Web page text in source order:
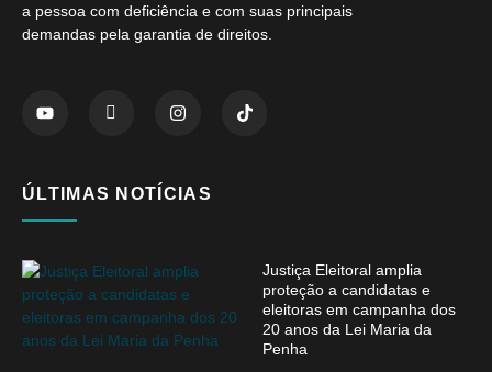
a pessoa com deficiência e com suas principais
demandas pela garantia de direitos.
ÚLTIMAS NOTÍCIAS
Justiça Eleitoral amplia
proteção a candidatas e
eleitoras em campanha dos
20 anos da Lei Maria da
Penha